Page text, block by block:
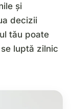
și
decizii
tău poate
luptă zilnic